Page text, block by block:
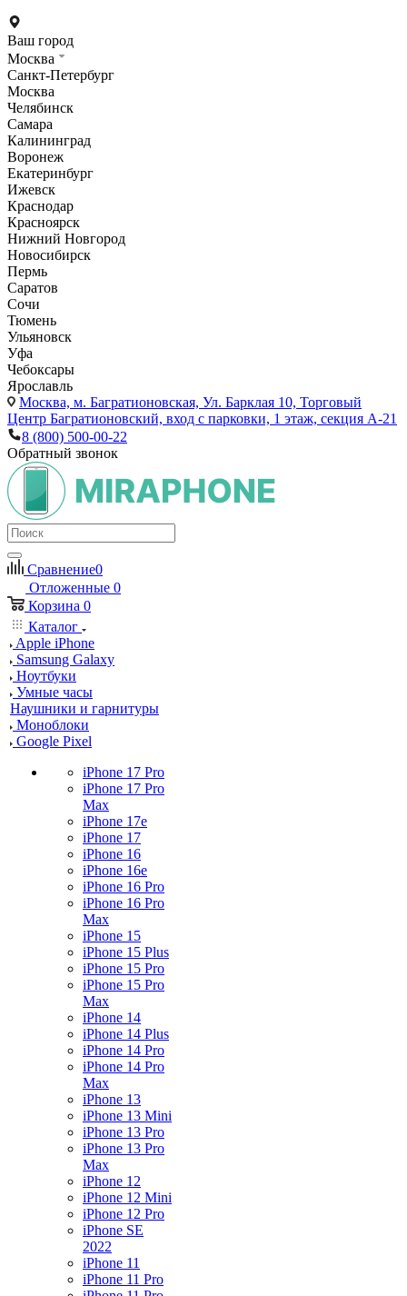
Ваш город
Москва
Санкт-Петербург
Москва
Челябинск
Самара
Калининград
Воронеж
Екатеринбург
Ижевск
Краснодар
Красноярск
Нижний Новгород
Новосибирск
Пермь
Саратов
Сочи
Тюмень
Ульяновск
Уфа
Чебоксары
Ярославль
Москва, м. Багратионовская, Ул. Барклая 10, Торговый
Центр Багратионовский, вход с парковки, 1 этаж, секция А-21
8 (800) 500-00-22
Обратный звонок
Сравнение0
Отложенные 0
Корзина 0
Каталог
Apple iPhone
Samsung Galaxy
Ноутбуки
Умные часы
Наушники и гарнитуры
Моноблоки
Google Pixel
iPhone 17 Pro
iPhone 17 Pro
Max
iPhone 17e
iPhone 17
iPhone 16
iPhone 16e
iPhone 16 Pro
iPhone 16 Pro
Max
iPhone 15
iPhone 15 Plus
iPhone 15 Pro
iPhone 15 Pro
Max
iPhone 14
iPhone 14 Plus
iPhone 14 Pro
iPhone 14 Pro
Max
iPhone 13
iPhone 13 Mini
iPhone 13 Pro
iPhone 13 Pro
Max
iPhone 12
iPhone 12 Mini
iPhone 12 Pro
iPhone SE
2022
iPhone 11
iPhone 11 Pro